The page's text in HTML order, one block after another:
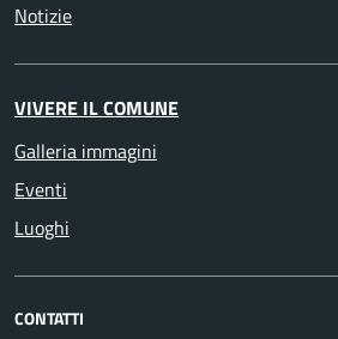
Notizie
VIVERE IL COMUNE
Galleria immagini
Eventi
Luoghi
CONTATTI